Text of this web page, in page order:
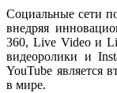
Социальные сети
внедряя
360, Live Video и
видеоролики и
YouTube является
в мире.